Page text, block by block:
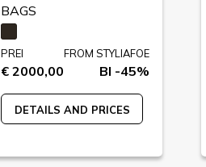
BAGS
PREI
€ 2000,00
FROM STYLIAFOE
BI -45%
DETAILS AND PRICES